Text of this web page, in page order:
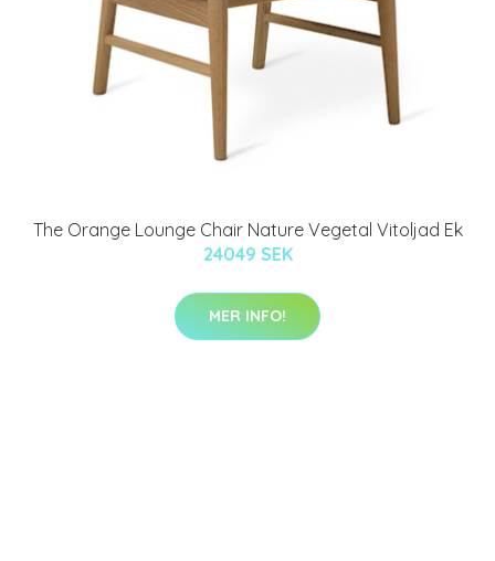
The Orange Lounge Chair Nature Vegetal Vitoljad Ek
24049 SEK
MER INFO!